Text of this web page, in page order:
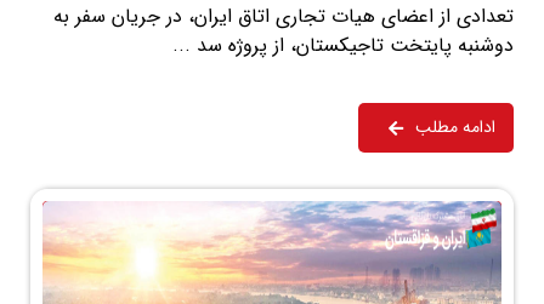
تعدادی از اعضای هیات تجاری اتاق ایران، در جریان سفر به
دوشنبه پایتخت تاجیکستان، از پروژه سد ...
ادامه مطلب